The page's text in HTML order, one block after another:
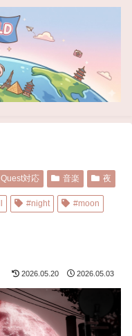
Quest対応 音楽 夜
#night #moon
2026.05.20 2026.05.03